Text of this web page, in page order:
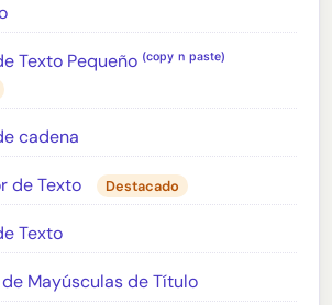
Pequeño ⁽ᶜᵒᵖʸ ⁿ ᵖᵃˢᵗᵉ⁾
cadena
de Texto Destacado
Texto
Mayúsculas de Título